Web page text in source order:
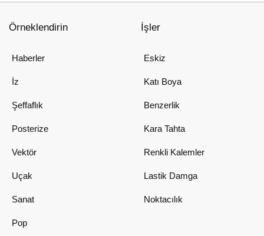
Örneklendirin
Haberler
İz
Şeffaflık
Posterize
Vektör
Uçak
Sanat
Pop
İşler
Eskiz
Katı Boya
Benzerlik
Kara Tahta
Renkli Kalemler
Lastik Damga
Noktacılık